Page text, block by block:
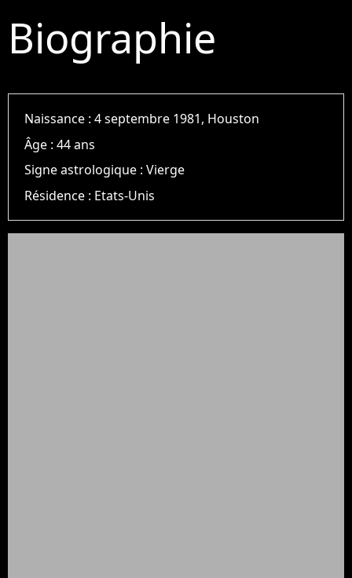
Biographie
Naissance :4 septembre 1981, Houston
Âge :44 ans
Signe astrologique :Vierge
Résidence : Etats-Unis